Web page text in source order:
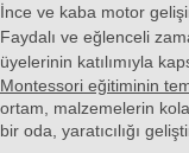
İnce ve kaba motor
Faydalı ve eğlenceli
üyelerinin katılımıyla
Montessori eğitiminin
ortam, malzemelerin
bir oda, yaratıcılığı